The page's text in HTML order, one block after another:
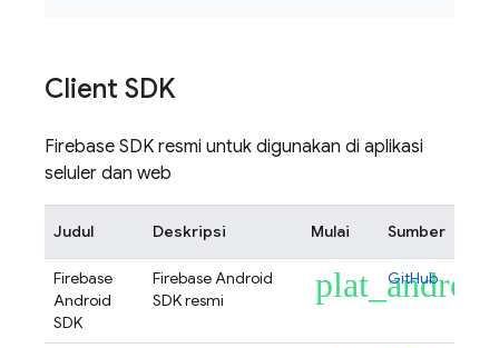
Client SDK
Firebase SDK resmi untuk digunakan di aplikasi
seluler dan web
Judul Deskripsi Mulai Sumber
Firebase
Android
SDK
Firebase Android
SDK resmi
plat_android
GitHub